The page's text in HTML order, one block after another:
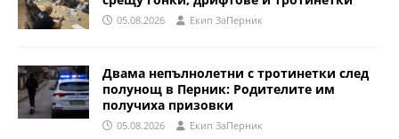
05.08.2026 Eкип ЗаПерник
Двама непълнолетни с тротинетки след
полунощ в Перник: Родителите им
получиха призовки
05.08.2026 Eкип ЗаПерник